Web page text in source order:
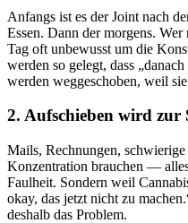
Anfangs ist es der Joint nach
Essen. Dann der morgens.
Tag oft unbewusst um die
werden so gelegt, dass
werden weggeschoben, weil
2. Aufschieben wird
Mails, Rechnungen,
Konzentration brauchen —
Faulheit. Sondern weil
okay, das jetzt nicht zu
deshalb das Problem.